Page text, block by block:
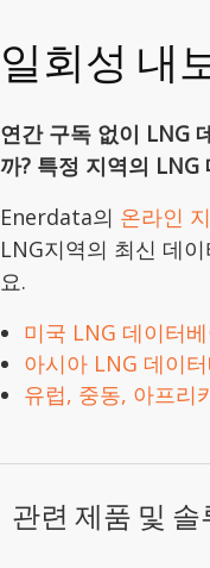
일회성 내
연간 구독 없이 LNG
까? 특정 지역의 LNG
Enerdata의 온라인
LNG지역의 최신 데
요.
미국 LNG 데이터
아시아 LNG 데이
유럽, 중동, 아프리
관련 제품 및 솔